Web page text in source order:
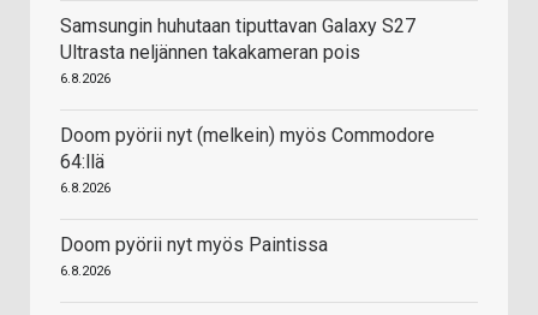
Samsungin huhutaan tiputtavan Galaxy S27
Ultrasta neljännen takakameran pois
6.8.2026
Doom pyörii nyt (melkein) myös Commodore
64:llä
6.8.2026
Doom pyörii nyt myös Paintissa
6.8.2026